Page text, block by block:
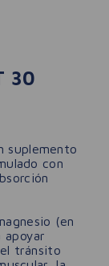
30
suplemento
con
(en
tránsito